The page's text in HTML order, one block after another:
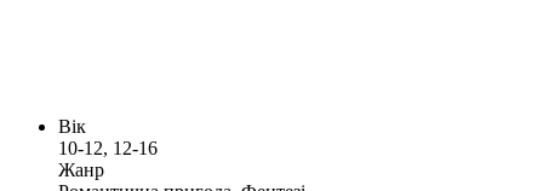
Вік
10-12, 12-16
Жанр